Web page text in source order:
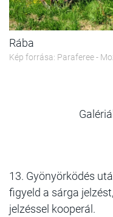
Rába
Kép forrása: Paraferee -
13. Gyönyörködés
figyeld a sárga
jelzéssel kooperál.